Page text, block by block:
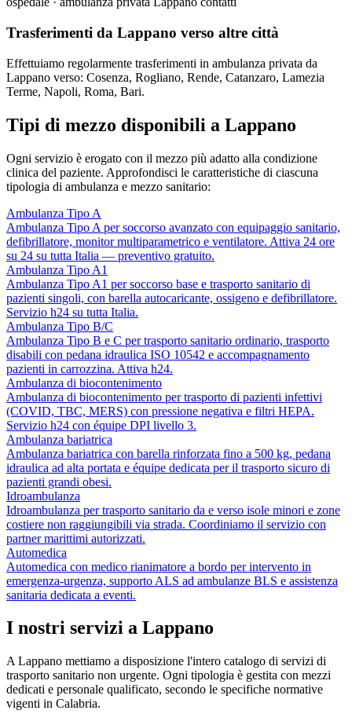
Trasferimenti da Lappano verso altre città
Effettuiamo regolarmente trasferimenti in ambulanza privata da
Lappano verso: Cosenza, Rogliano, Rende, Catanzaro, Lamezia
Terme, Napoli, Roma, Bari.
Tipi di mezzo disponibili a Lappano
Ogni servizio è erogato con il mezzo più adatto alla condizione
clinica del paziente. Approfondisci le caratteristiche di ciascuna
tipologia di ambulanza e mezzo sanitario:
Ambulanza Tipo A
Ambulanza Tipo A per soccorso avanzato con equipaggio sanitario,
defibrillatore, monitor multiparametrico e ventilatore. Attiva 24 ore
su 24 su tutta Italia — preventivo gratuito.
Ambulanza Tipo A1
Ambulanza Tipo A1 per soccorso base e trasporto sanitario di
pazienti singoli, con barella autocaricante, ossigeno e defibrillatore.
Servizio h24 su tutta Italia.
Ambulanza Tipo B/C
Ambulanza Tipo B e C per trasporto sanitario ordinario, trasporto
disabili con pedana idraulica ISO 10542 e accompagnamento
pazienti in carrozzina. Attiva h24.
Ambulanza di biocontenimento
Ambulanza di biocontenimento per trasporto di pazienti infettivi
(COVID, TBC, MERS) con pressione negativa e filtri HEPA.
Servizio h24 con équipe DPI livello 3.
Ambulanza bariatrica
Ambulanza bariatrica con barella rinforzata fino a 500 kg, pedana
idraulica ad alta portata e équipe dedicata per il trasporto sicuro di
pazienti grandi obesi.
Idroambulanza
Idroambulanza per trasporto sanitario da e verso isole minori e zone
costiere non raggiungibili via strada. Coordiniamo il servizio con
partner marittimi autorizzati.
Automedica
Automedica con medico rianimatore a bordo per intervento in
emergenza-urgenza, supporto ALS ad ambulanze BLS e assistenza
sanitaria dedicata a eventi.
I nostri servizi a Lappano
A Lappano mettiamo a disposizione l'intero catalogo di servizi di
trasporto sanitario non urgente. Ogni tipologia è gestita con mezzi
dedicati e personale qualificato, secondo le specifiche normative
vigenti in Calabria.